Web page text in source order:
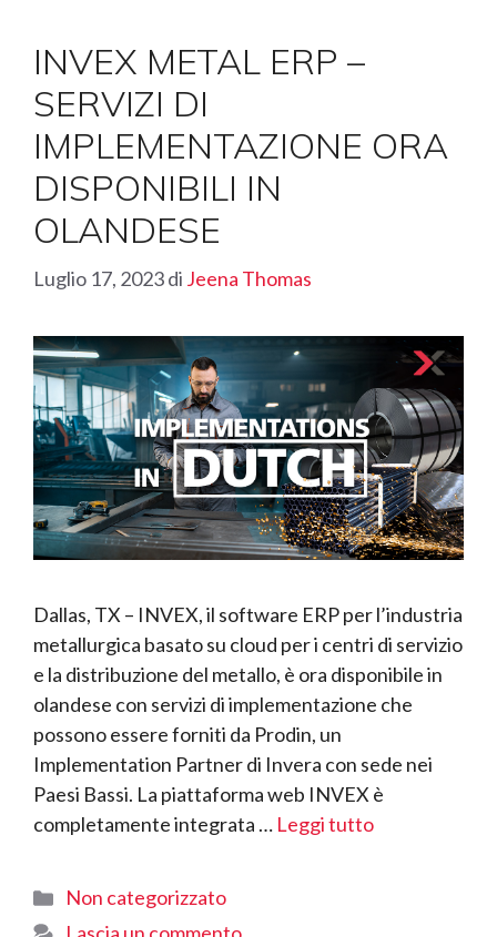
INVEX METAL ERP –
SERVIZI DI
IMPLEMENTAZIONE ORA
DISPONIBILI IN
OLANDESE
Luglio 17, 2023di Jeena Thomas
Dallas, TX – INVEX, il software ERP per l’industria
metallurgica basato su cloud per i centri di servizio
e la distribuzione del metallo, è ora disponibile in
olandese con servizi di implementazione che
possono essere forniti da Prodin, un
Implementation Partner di Invera con sede nei
Paesi Bassi. La piattaforma web INVEX è
completamente integrata … Leggi tutto
Categorie
Non categorizzato